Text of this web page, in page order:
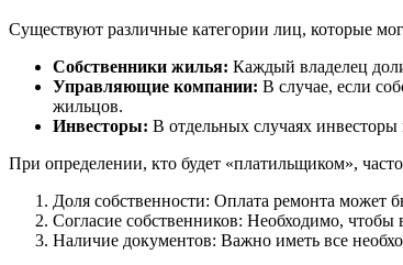
Существуют различные категории лиц, которые
Собственники жилья: Каждый владелец
Управляющие компании: В случае, если
жильцов.
Инвесторы: В отдельных случаях инвесторы
При определении, кто будет «платильщиком»,
Доля собственности: Оплата ремонта может
Согласие собственников: Необходимо, чтобы
Наличие документов: Важно иметь все